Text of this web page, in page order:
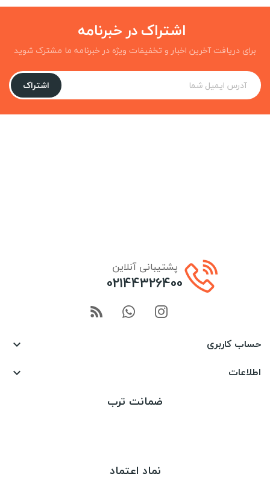
اشتراک در خبرنامه
برای دریافت آخرین اخبار و تخفیفات ویژه در خبرنامه ما مشترک شوید
اشتراک
پشتیبانی آنلاین
02144326400
حساب کاربری 
اطلاعات 
ضمانت ترب
نماد اعتماد